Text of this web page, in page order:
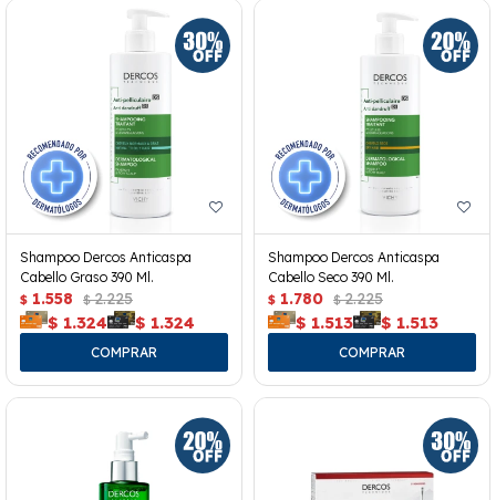
Shampoo Dercos Anticaspa
Cabello Graso 390 Ml.
$ 1.558 $ 2.225
$ 1.324 $ 1.324
Shampoo Dercos Anticaspa
Cabello Seco 390 Ml.
$ 1.780 $ 2.225
$ 1.513 $ 1.513